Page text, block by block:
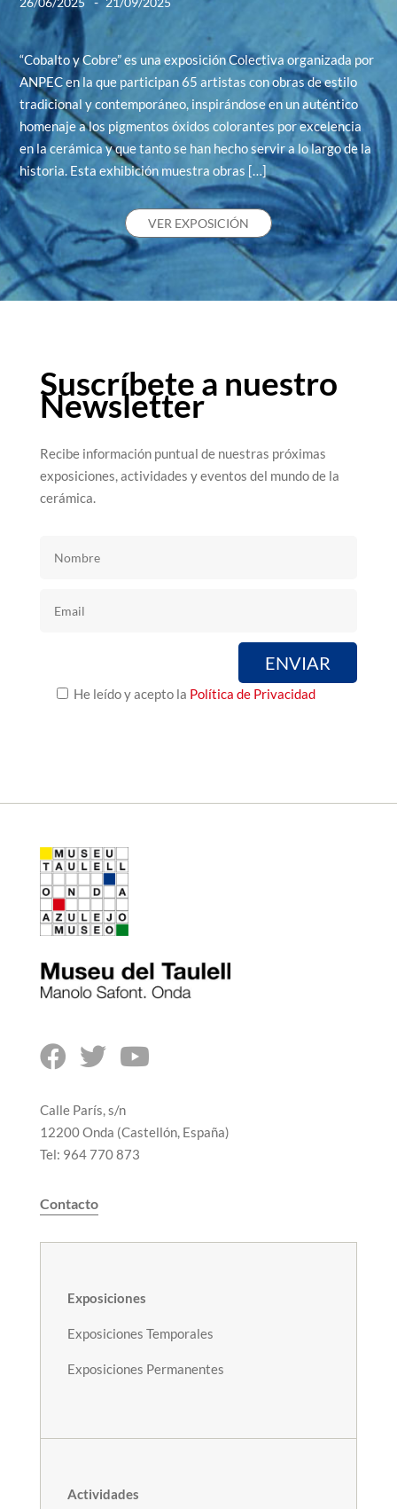
“Cobalto y Cobre” es una exposición Colectiva organizada por
ANPEC en la que participan 65 artistas con obras de estilo
tradicional y contemporáneo, inspirándose en un auténtico
homenaje a los pigmentos óxidos colorantes por excelencia
en la cerámica y que tanto se han hecho servir a lo largo de la
historia. Esta exhibición muestra obras […]
VER EXPOSICIÓN
Suscríbete a nuestro
Newsletter
Recibe información puntual de nuestras próximas
exposiciones, actividades y eventos del mundo de la
cerámica.
He leído y acepto la Política de Privacidad
  
Calle París, s/n
12200 Onda (Castellón, España)
Tel: 964 770 873
Contacto
Exposiciones
Exposiciones Temporales
Exposiciones Permanentes
Actividades